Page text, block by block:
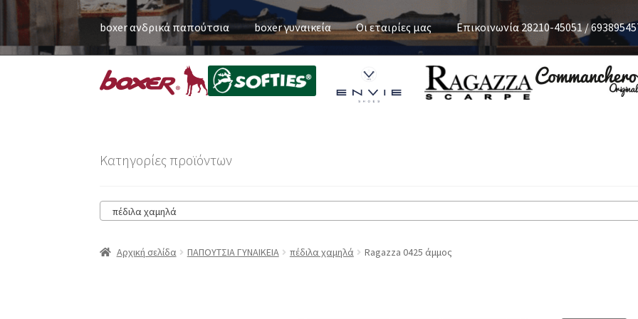
boxer ανδρικά παπούτσια boxer γυναικεία Οι εταιρίες μας Επικοινωνία 28210-45051 /
Κατηγορίες προϊόντων
πέδιλα χαμηλά
Αρχική σελίδα ΠΑΠΟΥΤΣΙΑ ΓΥΝΑΙΚΕΙΑ πέδιλα χαμηλά Ragazza 0425 άμμος